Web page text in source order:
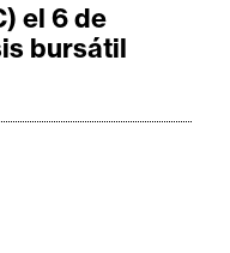
el 6 de
bursátil